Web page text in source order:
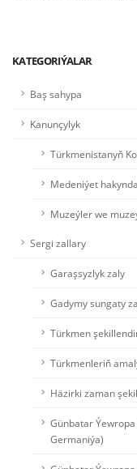
KATEGORIÝALAR
Baş sahypa
Kanunçylyk
Türkmenistanyň
Medeniýet hakynda
Muzeýler we
Sergi zallary
Garaşsyzlyk zaly
Gadymy sungaty
Türkmen
Türkmenleriň
Häzirki zaman
Günbatar
Germaniýa)